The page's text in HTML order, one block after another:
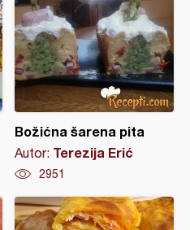
Božićna šarena pita
Autor: Terezija Erić
2951